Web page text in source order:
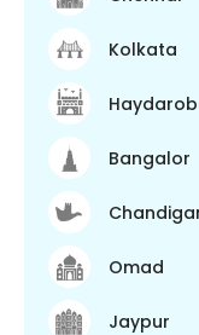
Kolkata
Bangalor
Omad
Jaypur